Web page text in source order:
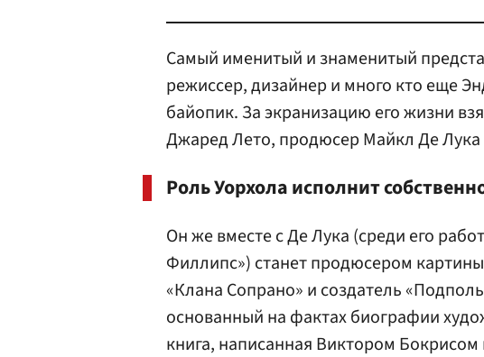
Самый именитый и знаменитый
режиссер, дизайнер и много кто еще
байопик. За экранизацию его жизни
Джаред Лето, продюсер Майкл Де Лука
Роль Уорхола исполнит
Он же вместе с Де Лука (среди его
Филлипс») станет продюсером
«Клана Сопрано» и создатель
основанный на фактах биографии
книга, написанная Виктором Бокрисом